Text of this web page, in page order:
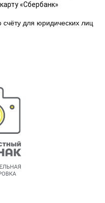
«Сбербанк»
для юридических лиц